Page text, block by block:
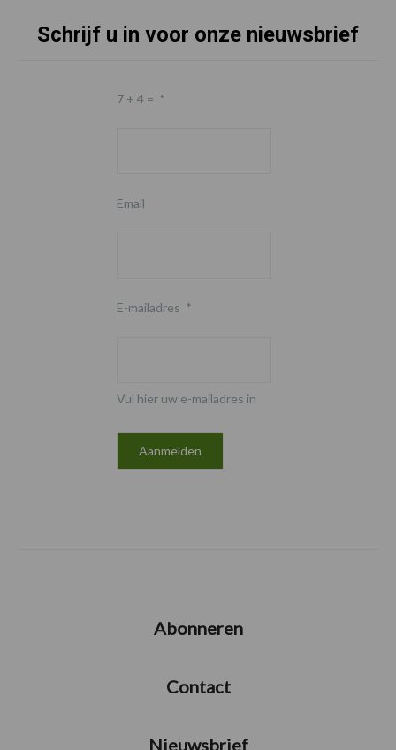
Schrijf u in voor onze nieuwsbrief
7 + 4 = *
Email
E-mailadres *
Vul hier uw e-mailadres in
Abonneren
Contact
Nieuwsbrief